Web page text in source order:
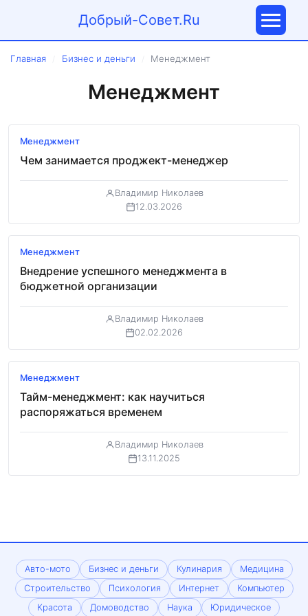
Добрый-Совет.Ru
Главная Бизнес и деньги Менеджмент
Менеджмент
Менеджмент
Чем занимается проджект-менеджер
Владимир Николаев
12.03.2026
Менеджмент
Внедрение успешного менеджмента в
бюджетной организации
Владимир Николаев
02.02.2026
Менеджмент
Тайм-менеджмент: как научиться
распоряжаться временем
Владимир Николаев
13.11.2025
Авто-мото Бизнес и деньги Кулинария
Медицина
Строительство
Психология Интернет
Компьютер
Красота
Домоводство Наука Юридическое